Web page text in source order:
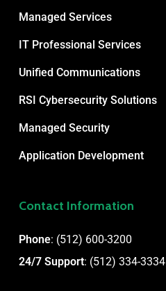
Managed Services
IT Professional Services
Unified Communications
RSI Cybersecurity Solutions
Managed Security
Application Development
Contact Information
Phone: (512) 600-3200
24/7 Support: (512) 334-3334